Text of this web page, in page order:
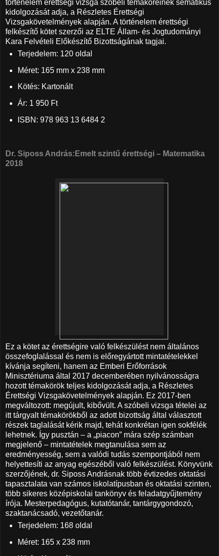
történelem érettségi vizsga szóbeli témaköreinek sematikus
kidolgozását adja, a Részletes Érettségi
Vizsgakövetelmények alapján. A történelem érettségi
felkészítő kötet szerzői az ELTE Állam- és Jogtudományi
Kara Felvételi Előkészítő Bizottságának tagjai.
Terjedelem: 120 oldal
Méret: 165 mm x 238 mm
Kötés: Kartonált
Ár: 1 950 Ft
ISBN: 978 963 13 6484 2
Dr. Siposs András:Emelt szintű érettségi – Matematika
2018
Ez a kötet az érettségire való felkészülést nem általános
összefoglalással és nem is előregyártott mintatételekkel
kívánja segíteni, hanem az Emberi Erőforrások
Minisztériuma által 2017 decemberében nyilvánosságra
hozott témakörök teljes kidolgozását adja, a Részletes
Érettségi Vizsgakövetelmények alapján. Ez 2017-ben
megváltozott: megújult, kibővült. A szóbeli vizsga tételei az
itt tárgyalt témakörökből az adott bizottság által választott
részek taglalását kérik majd, tehát konkrétan igen sokfélék
lehetnek. Így pusztán – a „piacon” mára szép számban
megjelenő – mintatételek megtanulása sem az
eredményesség, sem a valódi tudás szempontjából nem
helyettesíti az anyag egészéből való felkészülést. Könyvünk
szerzőjének, dr. Siposs Andrásnak több évtizedes oktatási
tapasztalata van számos iskolatípusban és oktatási szinten,
több sikeres középiskolai tankönyv és feladatgyűjtemény
írója. Mesterpedagógus, kutatótanár, tantárgygondozó,
szaktanácsadó, vezetőtanár.
Terjedelem: 168 oldal
Méret: 165 x 238 mm